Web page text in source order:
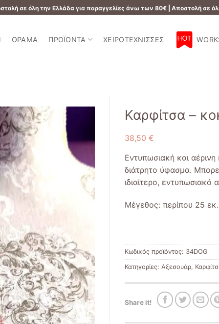
σε όλη την Ελλάδα για παραγγελίες άνω των 80€ | Αποστολή σε
ΌΡΑΜΑ ΠΡΟΪΌΝΤΑ ΧΕΙΡΟΤΈΧΝΙΣΣΕΣ
Add to
wishlist
Καρφίτσα –
38,50 €
Εντυπωσιακή και
διάτρητο ύφασμα.
ιδιαίτερο, εντυπωσιακό
Μέγεθος: περίπου 25 εκ.
Κωδικός προϊόντος: 34DOG
Κατηγορίες: Αξεσουάρ,
Share it!